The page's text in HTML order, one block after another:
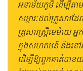
អនាម័យភូមិ ដើម្បីតា
សម្ភារៈដល់គ្រួសារដ
គ្រួសារស្រ្តីមេម៉ាយ អ្ន
ក្នុងសហគមន៍ និងនៅ
ដើម្បីឱ្យពួកគាត់បាន